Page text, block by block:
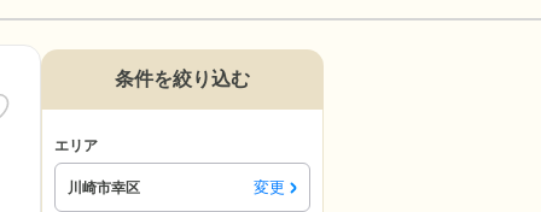
条件を絞り込む
エリア
川崎市幸区 変更